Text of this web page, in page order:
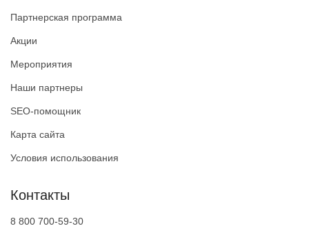
Партнерская программа
Акции
Мероприятия
Наши партнеры
SEO-помощник
Карта сайта
Условия использования
Контакты
8 800 700-59-30